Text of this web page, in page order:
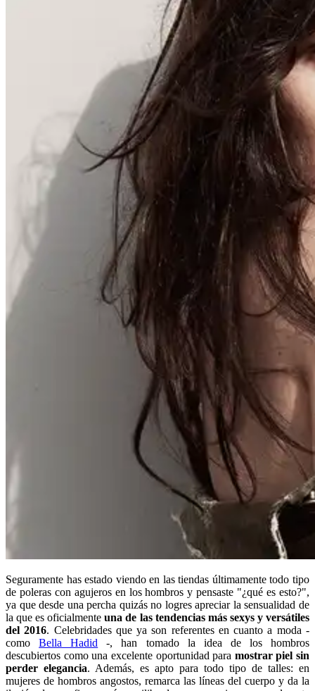
Seguramente has estado viendo en las tiendas últimamente todo tipo
de poleras con agujeros en los hombros y pensaste "¿qué es esto?",
ya que desde una percha quizás no logres apreciar la sensualidad de
la que es oficialmente una de las tendencias más sexys y versátiles
del 2016. Celebridades que ya son referentes en cuanto a moda -
comoBella Hadid -, han tomado la idea de los hombros
descubiertos como una excelente oportunidad para mostrar piel sin
perder elegancia. Además, es apto para todo tipo de talles: en
mujeres de hombros angostos, remarca las líneas del cuerpo y da la